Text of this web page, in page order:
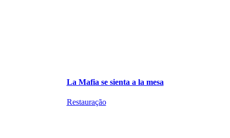
La Mafia se sienta a la mesa
Restauração